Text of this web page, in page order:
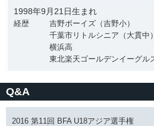
1998年9月21日生まれ
経歴
吉野ボーイズ（吉野小）
千葉市リトルシニア（大貫中）
横浜高
東北楽天ゴールデンイーグル
Q&A
2016 第11回 BFA U18アジア選手権